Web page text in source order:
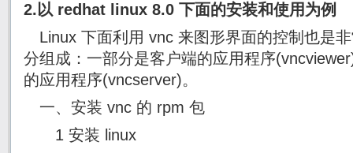
2.以 redhat linux 8.0 下面的安装和使用为例
Linux 下面利用 vnc 来图形界面的控制也是
分组成：一部分是客户端的应用程序
的应用程序(vncserver)。
一、安装 vnc 的 rpm 包
1 安装 linux